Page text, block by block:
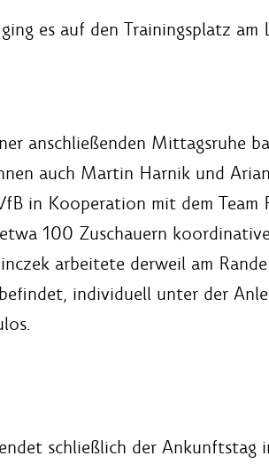
es auf den Trainingsplatz
anschließenden Mittagsruhe
auch Martin Harnik und
in Kooperation mit dem
100 Zuschauern
arbeitete derweil am
individuell unter der
schließlich der Ankunftstag